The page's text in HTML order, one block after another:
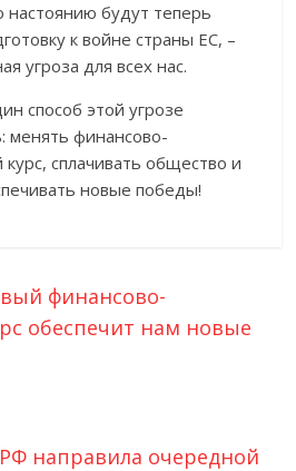
настоянию будут теперь
к войне страны ЕС, –
угроза для всех нас.
способ этой угрозе
менять финансово-
курс, сплачивать общество и
новые победы!
финансово-
обеспечит нам новые
направила очередной